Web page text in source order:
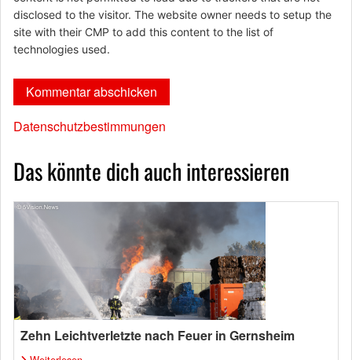
disclosed to the visitor. The website owner needs to setup the
site with their CMP to add this content to the list of
technologies used.
Datenschutzbestimmungen
Das könnte dich auch interessieren
Zehn Leichtverletzte nach Feuer in Gernsheim